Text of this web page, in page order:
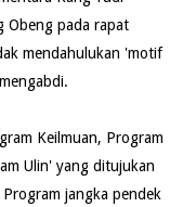
Obeng pada rapat
mendahulukan 'motif
Keilmuan, Program
Ulin' yang ditujukan
jangka pendek